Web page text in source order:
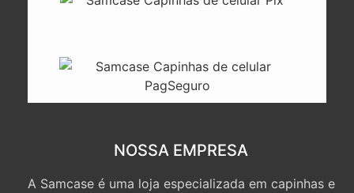
NOSSA EMPRESA
A Samcase é uma loja especializada em capinhas e